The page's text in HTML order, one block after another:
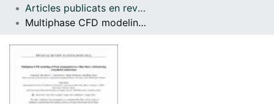
Com publicar
Articles publicats en revistes (Física de la Matèria Condensada)
Multiphase CFD modeling of front propagation in a Hele-Shaw cell featuring a localized constriction